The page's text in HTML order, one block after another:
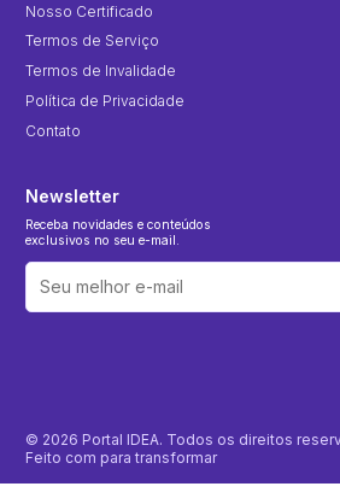
Nosso Certificado
Termos de Serviço
Termos de Invalidade
Política de Privacidade
Contato
Newsletter
Receba novidades e conteúdos
exclusivos no seu e-mail.
© 2026 Portal IDEA. Todos os direitos
Feito com para transformar